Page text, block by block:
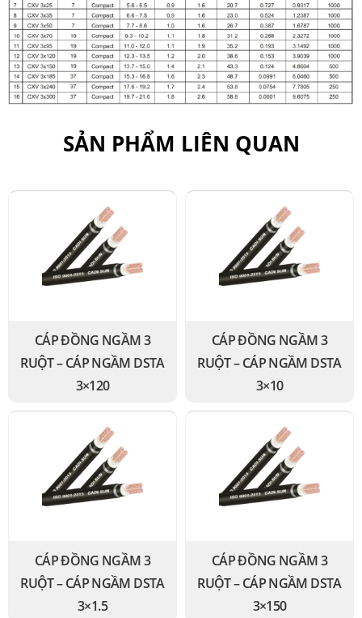
SẢN PHẨM LIÊN QUAN
CÁP ĐỒNG NGẦM 3
RUỘT – CÁP NGẦM DSTA
3×120
CÁP ĐỒNG NGẦM 3
RUỘT – CÁP NGẦM DSTA
3×10
CÁP ĐỒNG NGẦM 3
RUỘT – CÁP NGẦM DSTA
3×1.5
CÁP ĐỒNG NGẦM 3
RUỘT – CÁP NGẦM DSTA
3×150